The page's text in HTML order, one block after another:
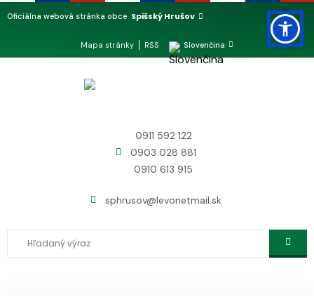
Oficiálna webová stránka obce Spišský Hrušov
Mapa stránky RSS Slovenčina
0911 592 122
0903 028 881
0910 613 915
sphrusov@levonetmail.sk